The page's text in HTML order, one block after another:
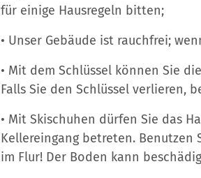
für einige Hausregeln bitten;
• Unser Gebäude ist rauchfrei;
• Mit dem Schlüssel können Sie
Falls Sie den Schlüssel verlieren,
• Mit Skischuhen dürfen Sie das
Kellereingang betreten. Benutzen
im Flur! Der Boden kann